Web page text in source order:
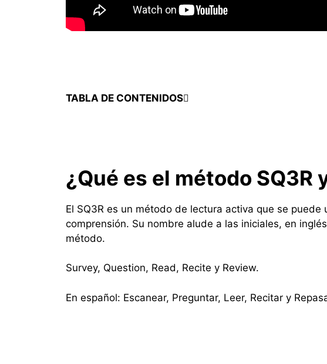
TABLA DE CONTENIDOS
¿Qué es el método SQ3R
El SQ3R es un método de lectura activa que se
comprensión. Su nombre alude a las iniciales, en
método.
Survey, Question, Read, Recite y Review.
En español: Escanear, Preguntar, Leer, Recitar y